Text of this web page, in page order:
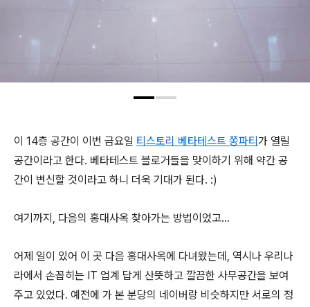
이 14층 공간이 이번 금요일 티스토리 베타테스트 쫑파티가 열릴
공간이라고 한다. 베타테스트 블로거들을 맞이하기 위해 약간 공
간이 변신할 것이라고 하니 더욱 기대가 된다. :)
여기까지, 다음의 홍대사옥 찾아가는 방법이었고...
어제 일이 있어 이 곳 다음 홍대사옥에 다녀왔는데, 역시나 우리나
라에서 손꼽히는 IT 업계 답게 산뜻하고 깔끔한 사무공간을 보여
주고 있었다. 예전에 가 본 분당의 네이버랑 비슷하지만 서로의 정